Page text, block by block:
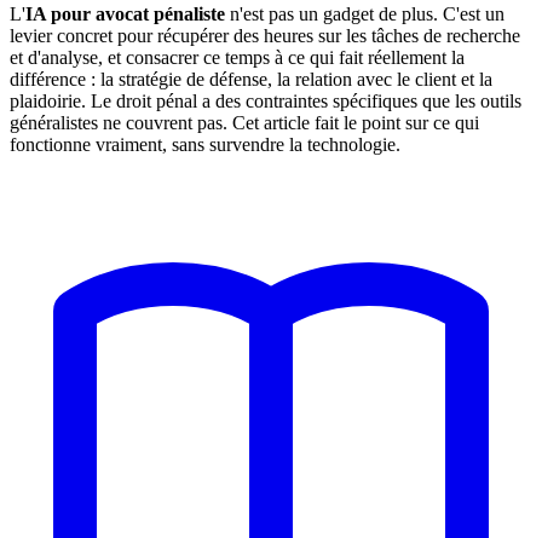
L'IA pour avocat pénaliste n'est pas un gadget de plus. C'est un
levier concret pour récupérer des heures sur les tâches de recherche
et d'analyse, et consacrer ce temps à ce qui fait réellement la
différence : la stratégie de défense, la relation avec le client et la
plaidoirie. Le droit pénal a des contraintes spécifiques que les outils
généralistes ne couvrent pas. Cet article fait le point sur ce qui
fonctionne vraiment, sans survendre la technologie.